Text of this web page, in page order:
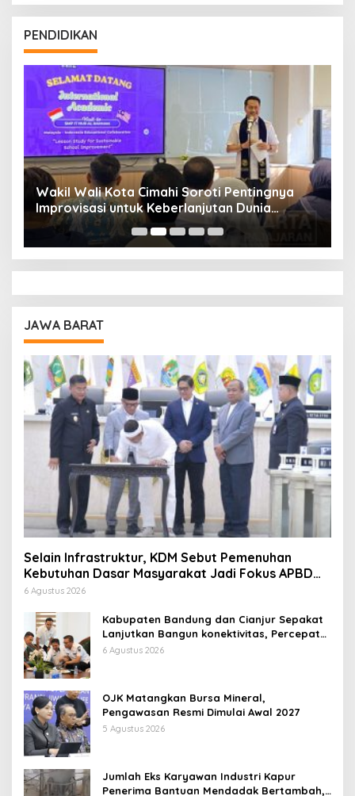
PENDIDIKAN
Wakil Wali Kota Cimahi Soroti Pentingnya
Improvisasi untuk Keberlanjutan Dunia
Pendidikan
JAWA BARAT
Selain Infrastruktur, KDM Sebut Pemenuhan
Kebutuhan Dasar Masyarakat Jadi Fokus APBD
Jabar 2027
6 Agustus 2026
Kabupaten Bandung dan Cianjur Sepakat
Lanjutkan Bangun konektivitas, Percepat
Pertumbuhan Ekonomi Daerah
6 Agustus 2026
OJK Matangkan Bursa Mineral,
Pengawasan Resmi Dimulai Awal 2027
5 Agustus 2026
Jumlah Eks Karyawan Industri Kapur
Penerima Bantuan Mendadak Bertambah,